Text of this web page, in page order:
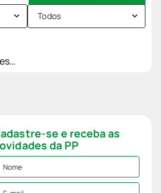
Todos
se e receba as
da PP